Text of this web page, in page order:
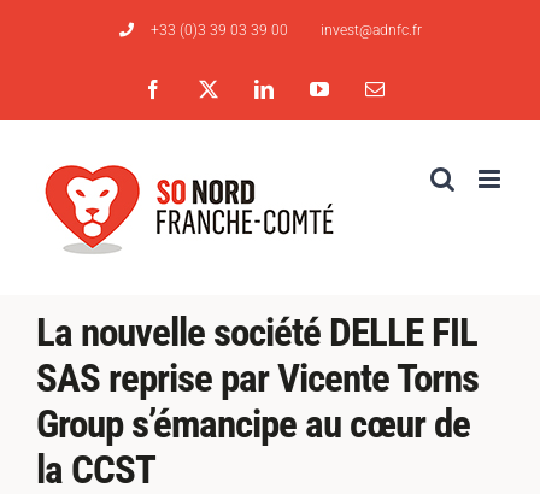
+33 (0)3 39 03 39 00 invest@adnfc.fr
Facebook LinkedInYouTubeEmail
La nouvelle société DELLE FIL
SAS reprise par Vicente Torns
Group s’émancipe au cœur de
la CCST